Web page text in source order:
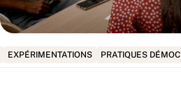
EXPÉRIMENTATIONS PRATIQUES